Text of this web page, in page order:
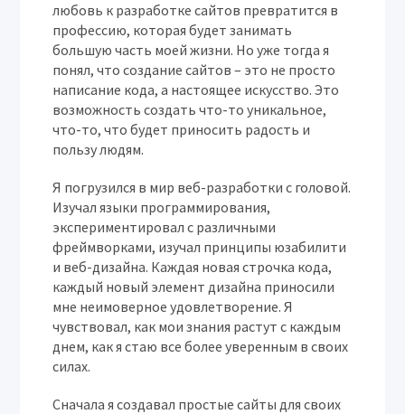
любовь к разработке сайтов превратится в
профессию, которая будет занимать
большую часть моей жизни. Но уже тогда я
понял, что создание сайтов – это не просто
написание кода, а настоящее искусство. Это
возможность создать что-то уникальное,
что-то, что будет приносить радость и
пользу людям.
Я погрузился в мир веб-разработки с головой.
Изучал языки программирования,
экспериментировал с различными
фреймворками, изучал принципы юзабилити
и веб-дизайна. Каждая новая строчка кода,
каждый новый элемент дизайна приносили
мне неимоверное удовлетворение. Я
чувствовал, как мои знания растут с каждым
днем, как я стаю все более уверенным в своих
силах.
Сначала я создавал простые сайты для своих